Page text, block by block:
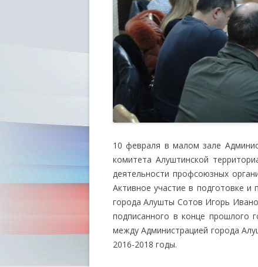
10 февраля в малом зале
комитета Алуштинской
деятельности профсоюзных
Активное участие в подготовке и
города Алушты Сотов Игорь
подписанного в конце прошлого
между Администрацией города
2016-2018 годы.